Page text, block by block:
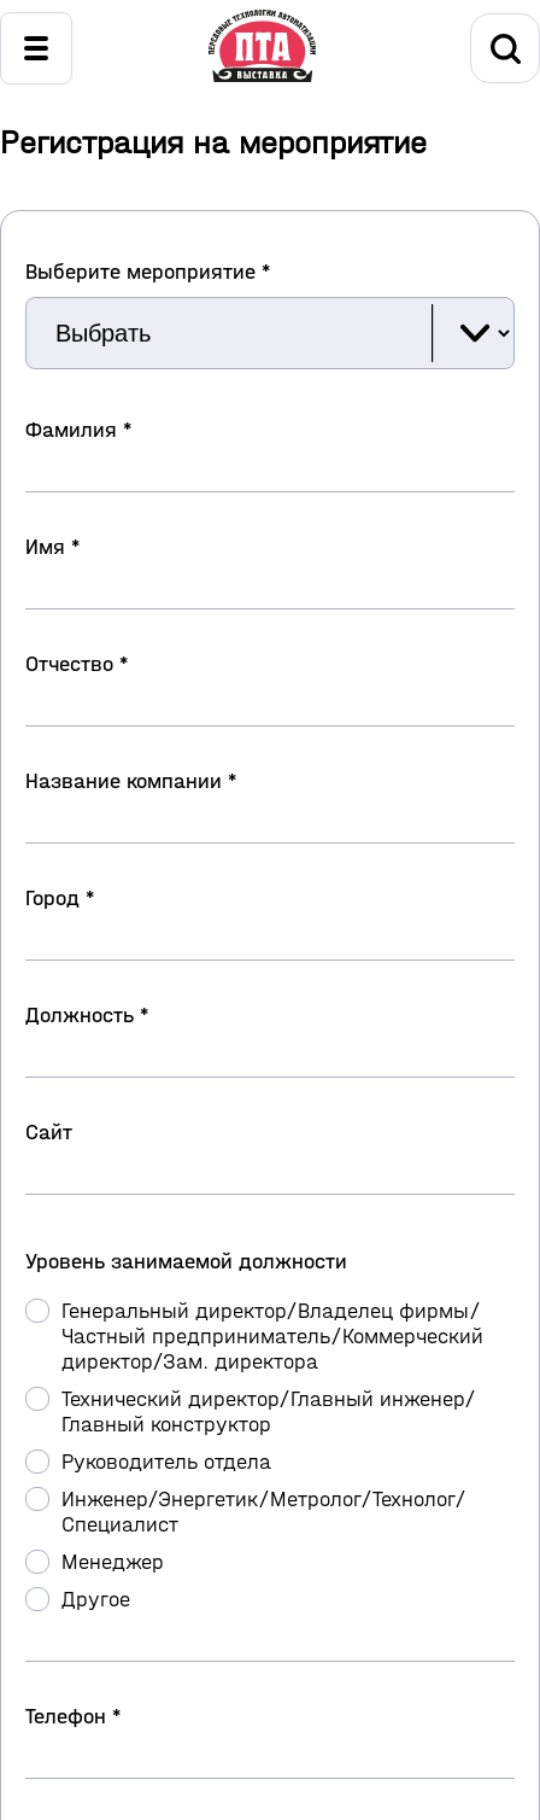
Регистрация на мероприятие
Выберите мероприятие *
Фамилия *
Имя *
Отчество *
Название компании *
Город *
Должность *
Сайт
Уровень занимаемой должности
Генеральный директор/Владелец фирмы/
Частный предприниматель/Коммерческий
директор/Зам. директора
Технический директор/Главный инженер/
Главный конструктор
Руководитель отдела
Инженер/Энергетик/Метролог/Технолог/
Специалист
Менеджер
Другое
Телефон *